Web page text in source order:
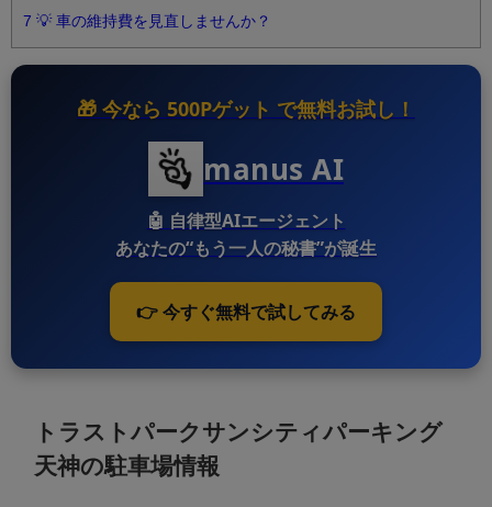
7 💡 車の維持費を見直しませんか？
🎁 今なら 500Pゲット で無料お試し！
manus AI
🤖 自律型AIエージェント
あなたの“もう一人の秘書”が誕生
👉 今すぐ無料で試してみる
トラストパークサンシティパーキング
天神の駐車場情報